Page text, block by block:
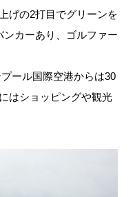
げの2打目でグリーンを
カーあり、ゴルファー
ール国際空港からは30
はショッピングや観光